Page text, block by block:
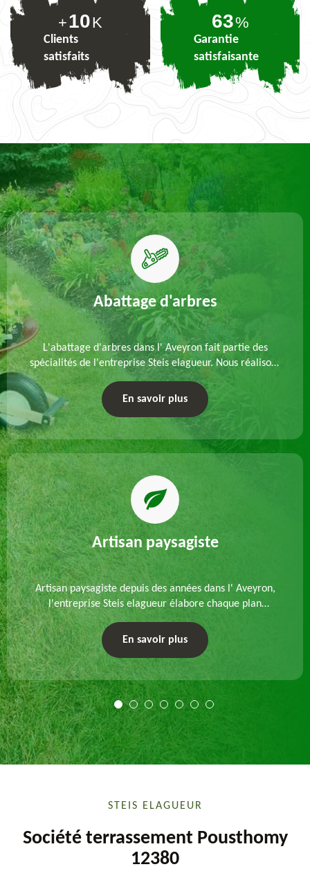
+10K
Clients
satisfaits
78%
Garantie
satisfaisante
Abattage d'arbres
L'abattage d'arbres dans l' Aveyron fait partie des
spécialités de l'entreprise Steis elagueur. Nous réalisons
un abattage direct ou par démontage, tenant compte
des particularités du site et des végétaux.
En savoir plus
Artisan paysagiste
Artisan paysagiste depuis des années dans l' Aveyron,
l'entreprise Steis elagueur élabore chaque plan
d'aménagement paysager et exécute les travaux
afférents. Devis gratuit et sur mesure.
En savoir plus
STEIS ELAGUEUR
Société terrassement Pousthomy
12380